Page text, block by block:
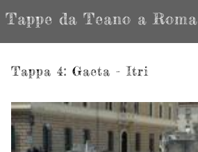
Tappe da Teano a Roma
Tappa 4: Gaeta - Itri